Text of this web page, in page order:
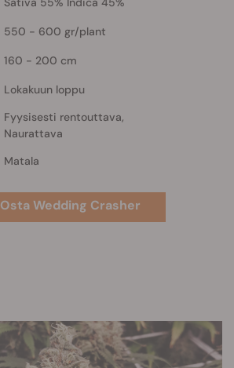
550 - 600 gr/plant
160 - 200 cm
Lokakuun loppu
Fyysisesti rentouttava,
Naurattava
Matala
Osta Wedding Crasher